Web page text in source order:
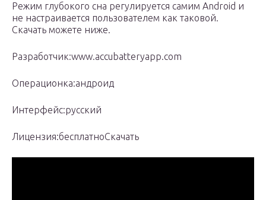
Режим глубокого сна регулируется самим Android и
не настраивается пользователем как таковой.
Скачать можете ниже.
Разработчик:www.accubatteryapp.com
Операционка:андроид
Интерфейс:русский
Лицензия:бесплатноСкачать